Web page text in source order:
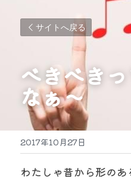
サイトへ戻る
べきべき
なぁ～
2017年10月27日
わたしゃ昔から形の